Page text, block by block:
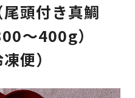
頭付き真鯛
～400g）
便）